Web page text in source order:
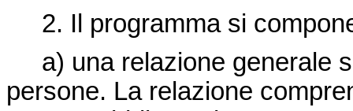
2. Il programma si
a) una relazione generale
persone. La relazione